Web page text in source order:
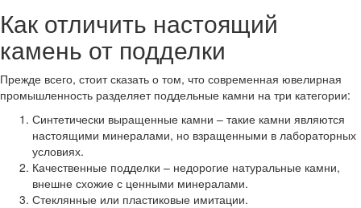
Как отличить настоящий
камень от подделки
Прежде всего, стоит сказать о том, что современная ювелирная
промышленность разделяет поддельные камни на три категории:
Синтетически выращенные камни – такие камни являются
настоящими минералами, но взращенными в лабораторных
условиях.
Качественные подделки – недорогие натуральные камни,
внешне схожие с ценными минералами.
Стеклянные или пластиковые имитации.